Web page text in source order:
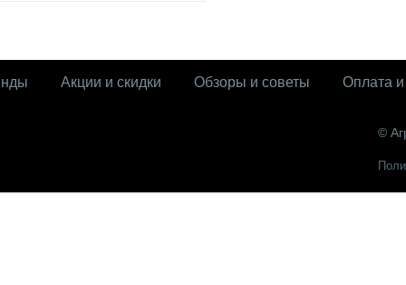
Акции и скидки Обзоры и советы Оплата и
©